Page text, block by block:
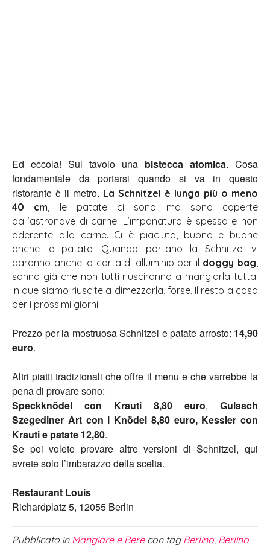
Ed eccola! Sul tavolo una bistecca atomica. Cosa
fondamentale da portarsi quando si va in questo
ristorante è il metro. La Schnitzel è lunga più o meno
40 cm, le patate ci sono ma sono coperte
dall’astronave di carne. L’impanatura è spessa e non
aderente alla carne. Ci è piaciuta, buona e buone
anche le patate. Quando portano la Schnitzel vi
daranno anche la carta di alluminio per il doggy bag,
sanno già che non tutti riusciranno a mangiarla tutta.
In due siamo riuscite a dimezzarla, forse. Il resto a casa
per i prossimi giorni.
Prezzo per la mostruosa Schnitzel e patate arrosto: 14,90
euro.
Altri piatti tradizionali che offre il menu e che varrebbe la
pena di provare sono:
Speckknödel con Krauti 8,80 euro, Gulasch
Szegediner Art con i Knödel 8,80 euro, Kessler con
Krauti e patate 12,80.
Se poi volete provare altre versioni di Schnitzel, qui
avrete solo l’imbarazzo della scelta.
Restaurant Louis
Richardplatz 5, 12055 Berlin
Pubblicato in Mangiare e Berecon tag Berlino, Berlino